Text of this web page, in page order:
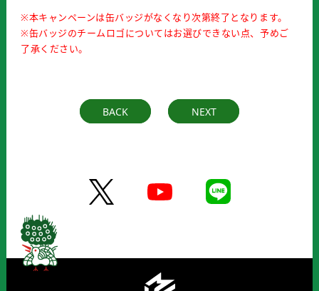
※本キャンペーンは缶バッジがなくなり次第終了となります。
※缶バッジのチームロゴについてはお選びできない点、予めご
了承ください。
BACK NEXT